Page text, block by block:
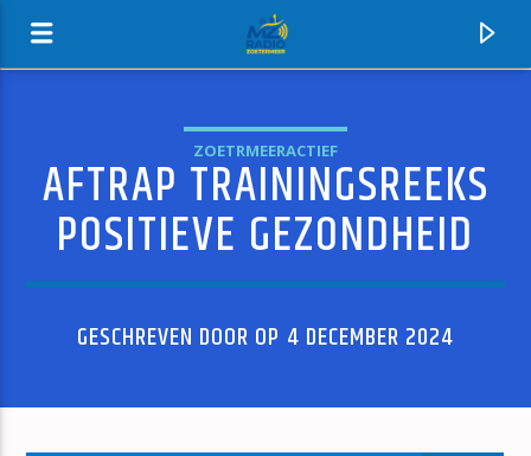
MZ-RADIO
ZOETRMEERACTIEF
AFTRAP TRAININGSREEKS
POSITIEVE GEZONDHEID
GESCHREVEN DOOR OP 4 DECEMBER 2024